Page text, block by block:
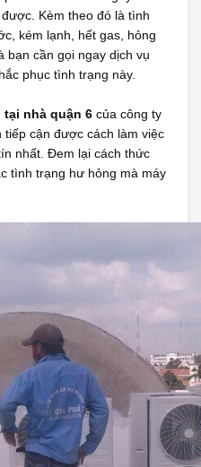
Kèm theo đó là tình
kém lạnh, hết gas, hỏng
bạn cần gọi ngay dịch vụ
phục tình trạng này.
nhà quận 6 của công ty
cận được cách làm việc
nhất. Đem lại cách thức
tình trạng hư hỏng mà máy